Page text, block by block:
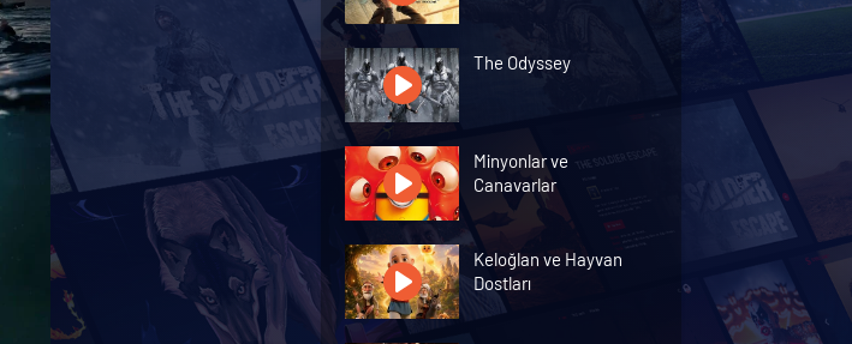
The Odyssey
Minyonlar ve
Canavarlar
Keloğlan ve Hayvan
Dostları